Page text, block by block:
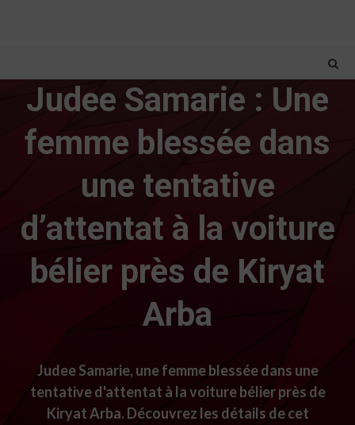
Judee Samarie : Une
femme blessée dans
une tentative
d’attentat à la voiture
bélier près de Kiryat
Arba
Judee Samarie, une femme blessée dans une
tentative d'attentat à la voiture bélier près de
Kiryat Arba. Découvrez les détails de cet